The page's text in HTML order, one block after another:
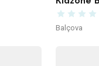
Balçova